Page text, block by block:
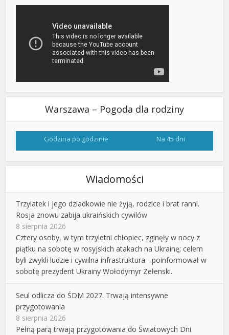
Warszawa – Pogoda dla rodziny
Godzina po godzinie Na 45 dni
Wiadomości
Trzylatek i jego dziadkowie nie żyją, rodzice i brat ranni.
Rosja znowu zabija ukraińskich cywilów
8 sierpnia 2026
Cztery osoby, w tym trzyletni chłopiec, zginęły w nocy z
piątku na sobotę w rosyjskich atakach na Ukrainę; celem
byli zwykli ludzie i cywilna infrastruktura - poinformował w
sobotę prezydent Ukrainy Wołodymyr Zełenski.
Seul odlicza do ŚDM 2027. Trwają intensywne
przygotowania
8 sierpnia 2026
Pełną parą trwają przygotowania do Światowych Dni